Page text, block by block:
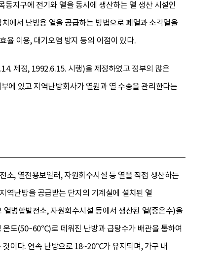
지구에 전기와 열을 동시에 생산하는 열 생산 시설인
에서 난방용 열을 공급하는 방법으로 폐열과 소각열을
율 이용, 대기오염 방지 등의 이점이 있다.
제정, 1992.6.15. 시행)을 제정하였고 정부의 많은
에 있고 지역난방회사가 열원과 열 수송을 관리한다는
소, 열전용보일러, 자원회수시설 등 열을 직접 생산하는
역난방을 공급받는 단지의 기계실에 설치된 열
병합발전소, 자원회수시설 등에서 생산된 열(중온수)을
도(50~60℃)로 데워진 난방과 급탕수가 배관을 통하여
이다. 연속 난방으로 18~20℃가 유지되며, 가구 내